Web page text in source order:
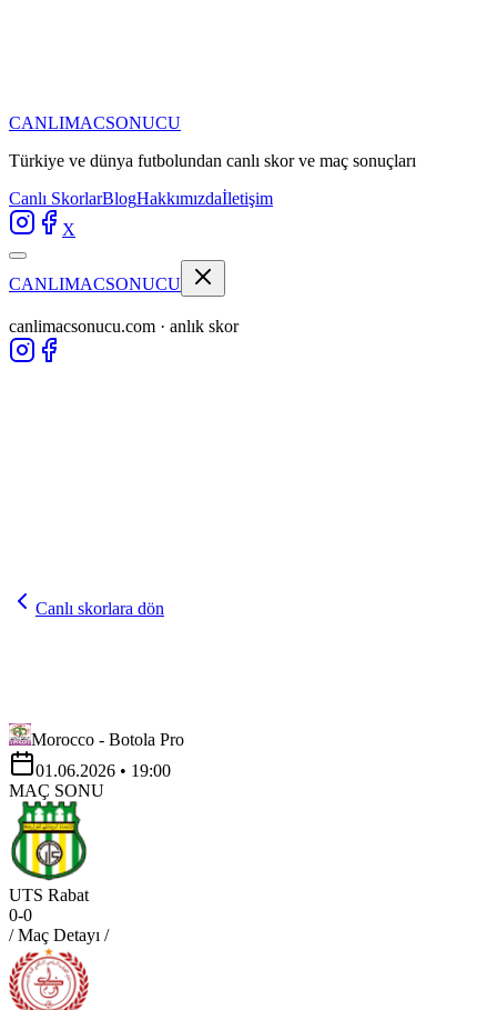
CANLIMACSONUCU
Türkiye ve dünya futbolundan canlı skor ve maç sonuçları
Canlı SkorlarBlogHakkımızdaİletişim
X
CANLIMACSONUCU
canlimacsonucu.com · anlık skor
Canlı skorlara dön
Morocco - Botola Pro
01.06.2026 • 19:00
MAÇ SONU
UTS Rabat
0-0
/ Maç Detayı /